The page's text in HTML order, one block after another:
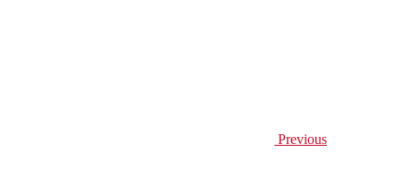
Previous